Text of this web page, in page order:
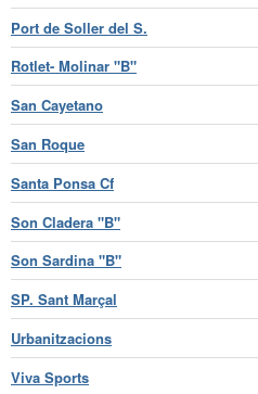
Port de Soller del S.
Rotlet- Molinar "B"
San Cayetano
San Roque
Santa Ponsa Cf
Son Cladera "B"
Son Sardina "B"
SP. Sant Marçal
Urbanitzacions
Viva Sports